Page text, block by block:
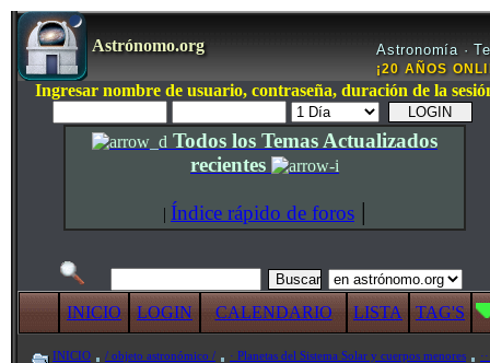
Astrónomo.org Astronomía ·
¡20 AÑOS
Ingresar nombre de usuario, contraseña, duración de la
Todos los Temas Actualizados
recientes
| Índice rápido de foros |
INICIO LOGIN CALENDARIO LISTA TAG'S
INICIO / objeto astronómico / · Planetas del Sistema Solar y cuerpos menores